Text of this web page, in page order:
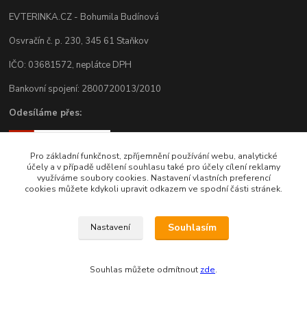
EVTERINKA.CZ - Bohumila Budínová
Osvračín č. p. 230, 345 61 Staňkov
IČO: 03681572, neplátce DPH
Bankovní spojení: 2800720013/2010
Odesíláme přes:
Pro základní funkčnost, zpříjemnění používání webu, analytické
účely a v případě udělení souhlasu také pro účely cílení reklamy
využíváme soubory cookies. Nastavení vlastních preferencí
cookies můžete kdykoli upravit odkazem ve spodní části stránek.
Nastavení Souhlasím
Souhlas můžete odmítnout zde.